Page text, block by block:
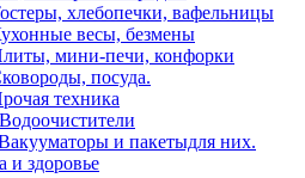
хлебопечки, вафельницы
весы, безмены
мини-печи, конфорки
посуда.
техника
и пакетыдля них.
и здоровье